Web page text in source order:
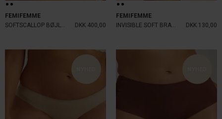
FEMIFEMME
SOFTSCALLOP BØJLEFRI BH SAND
DKK 400,00
FEMIFEMME
INVISIBLE SOFT BRAZILIAN MOCHA
DKK 130,00